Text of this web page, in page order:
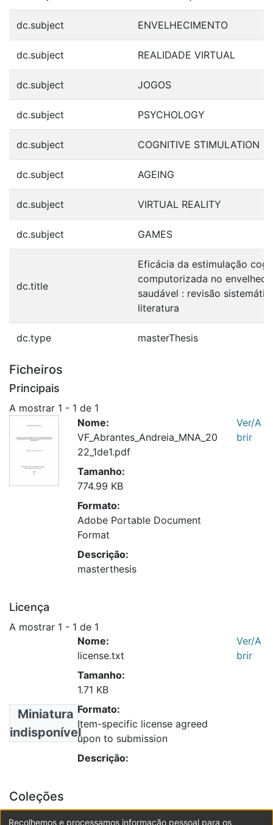
dc.subject ENVELHECIMENTO
dc.subject REALIDADE VIRTUAL
dc.subject JOGOS
dc.subject PSYCHOLOGY
dc.subject COGNITIVE STIMULATION
dc.subject AGEING
dc.subject VIRTUAL REALITY
dc.subject GAMES
dc.title
Eficácia da estimulação
computorizada no
saudável : revisão
literatura
dc.type masterThesis
Ficheiros
Principais
A mostrar 1 - 1 de 1
Nome:
VF_Abrantes_Andreia_MNA_20
22_1de1.pdf
Tamanho:
774.99 KB
Formato:
Adobe Portable Document
Format
Descrição:
masterthesis
Ver/A
brir
Licença
A mostrar 1 - 1 de 1
Miniatura
indisponível
Nome:
license.txt
Tamanho:
1.71 KB
Formato:
Item-specific license agreed
upon to submission
Descrição:
Ver/A
brir
Coleções
__EPCV - Dissertações de Mestrado
Recolhemos e processamos informação pessoal para os